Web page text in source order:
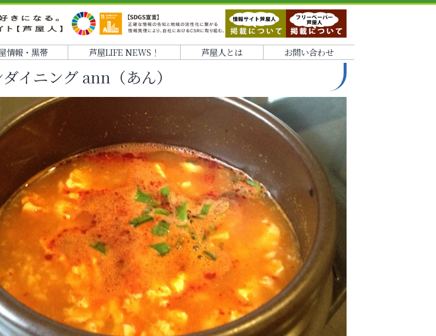
情報・黒帯 芦屋LIFE NEWS！ 芦屋人とは お問い合わせ
イニング ann（あん）